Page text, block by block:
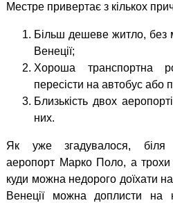
Местре привертає з кількох
Більш дешеве житло, без
Венеції;
Хороша транспортна
пересісти на автобус або
Близькість двох
них.
Як уже згадувалося, біля
аеропорт Марко Поло, а трохи
куди можна недорого доїхати
Венеції можна доплисти на